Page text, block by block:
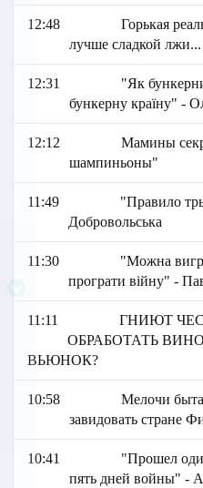
12:48
Горькая
лучше сладкой
12:31
"Як
бункерну країну" -
12:12
Мамины
шампиньоны"
11:49
"Правило
Добровольська
11:30
"Можна
програти війну" -
11:11
ГНИЮТ
ОБРАБОТАТЬ
ВЬЮНОК?
10:58
Мелочи
завидовать стране
10:41
"Прошел
пять дней войны" -